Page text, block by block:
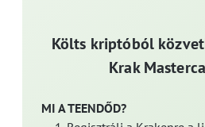
Költs kriptóból
Krak
MI A TEENDŐD?